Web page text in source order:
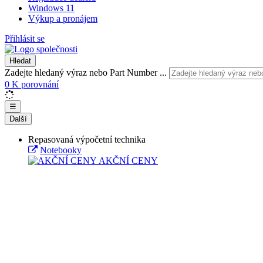
Windows 11
Výkup a pronájem
Přihlásit se
Hledat
Zadejte hledaný výraz nebo Part Number ...
0 K porovnání
☰
Další
Repasovaná výpočetní technika
Notebooky
AKČNÍ CENY